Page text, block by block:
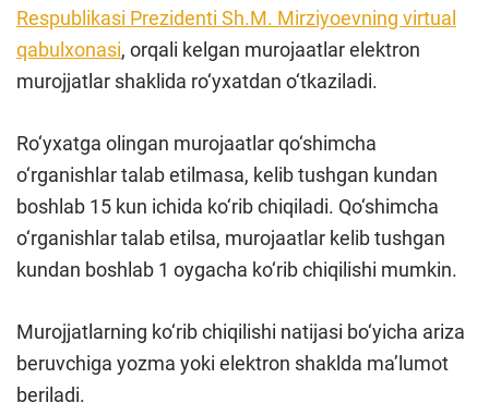
Respublikasi Prezidenti Sh.M. Mirziyoevning virtual
qabulxonasi, orqali kelgan murojaatlar elektron
murojjatlar shaklida ro‘yxatdan o‘tkaziladi.
Ro‘yxatga olingan murojaatlar qo‘shimcha
o‘rganishlar talab etilmasa, kelib tushgan kundan
boshlab 15 kun ichida ko‘rib chiqiladi. Qo‘shimcha
o‘rganishlar talab etilsa, murojaatlar kelib tushgan
kundan boshlab 1 oygacha ko‘rib chiqilishi mumkin.
Murojjatlarning ko‘rib chiqilishi natijasi bo‘yicha ariza
beruvchiga yozma yoki elektron shaklda ma’lumot
beriladi.